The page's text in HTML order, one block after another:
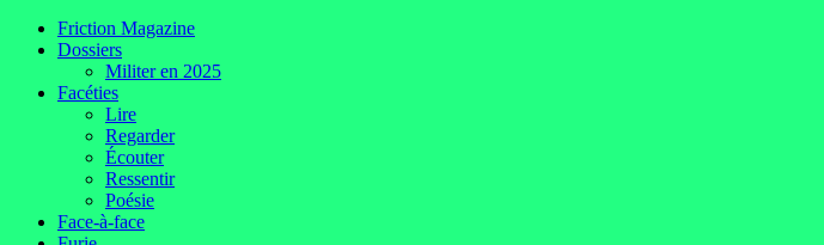
Friction Magazine
Dossiers
Militer en 2025
Facéties
Lire
Regarder
Écouter
Ressentir
Poésie
Face-à-face